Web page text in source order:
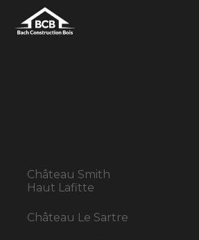
Château Smith
Haut Lafitte
Château Le Sartre